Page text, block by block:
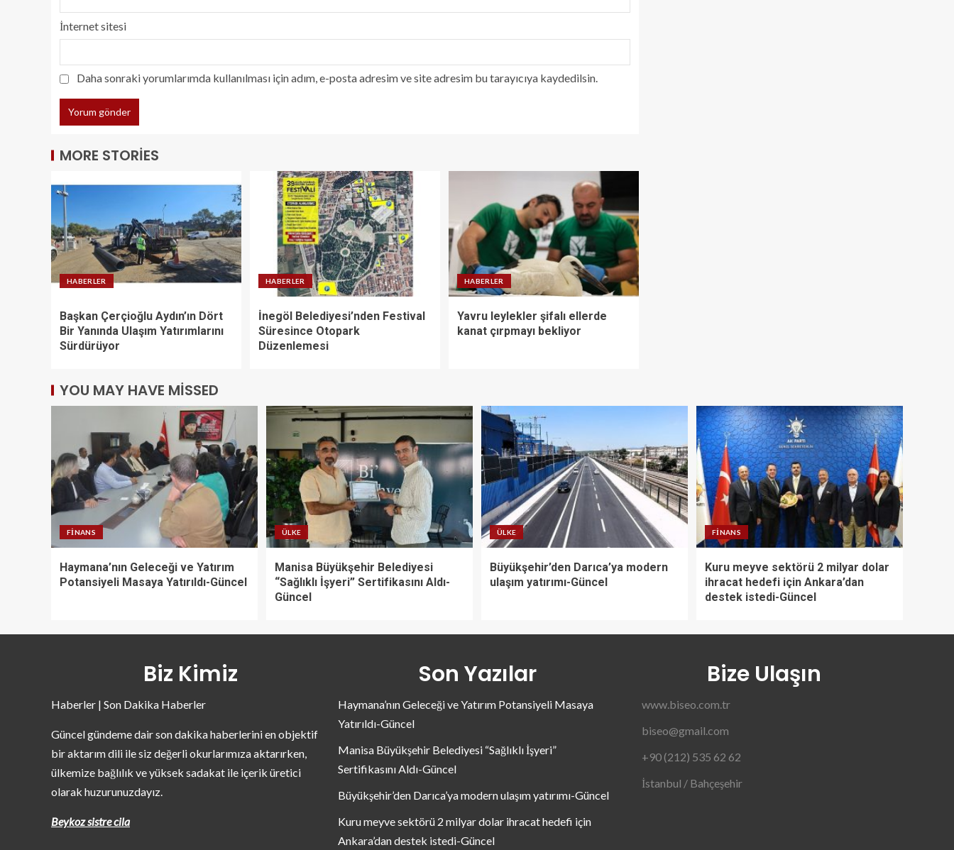
İnternet sitesi
Daha sonraki yorumlarımda kullanılması için adım, e-posta adresim ve site adresim bu tarayıcıya kaydedilsin.
MORE STORIES
HABERLER
Başkan Çerçioğlu Aydın’ın Dört
Bir Yanında Ulaşım Yatırımlarını
Sürdürüyor
HABERLER
İnegöl Belediyesi’nden Festival
Süresince Otopark
Düzenlemesi
HABERLER
Yavru leylekler şifalı ellerde
kanat çırpmayı bekliyor
YOU MAY HAVE MISSED
FINANS
Haymana’nın Geleceği ve Yatırım
Potansiyeli Masaya Yatırıldı-Güncel
ÜLKE
Manisa Büyükşehir Belediyesi
“Sağlıklı İşyeri” Sertifikasını Aldı-
Güncel
ÜLKE
Büyükşehir’den Darıca’ya modern
ulaşım yatırımı-Güncel
FINANS
Kuru meyve sektörü 2 milyar dolar
ihracat hedefi için Ankara’dan
destek istedi-Güncel
Biz Kimiz
Haberler | Son Dakika Haberler
Güncel gündeme dair son dakika haberlerini en objektif
bir aktarım dili ile siz değerli okurlarımıza aktarırken,
ülkemize bağlılık ve yüksek sadakat ile içerik üretici
olarak huzurunuzdayız.
Beykoz sistre cila
Son Yazılar
Haymana’nın Geleceği ve Yatırım Potansiyeli Masaya
Yatırıldı-Güncel
Manisa Büyükşehir Belediyesi “Sağlıklı İşyeri”
Sertifikasını Aldı-Güncel
Büyükşehir’den Darıca’ya modern ulaşım yatırımı-Güncel
Kuru meyve sektörü 2 milyar dolar ihracat hedefi için
Ankara’dan destek istedi-Güncel
Bize Ulaşın
www.biseo.com.tr
biseo@gmail.com
+90 (212) 535 62 62
İstanbul / Bahçeşehir